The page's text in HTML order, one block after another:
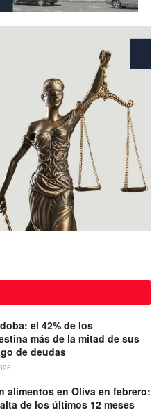
el 42% de los
más de la mitad de sus
de deudas
alimentos en Oliva en febrero:
de los últimos 12 meses